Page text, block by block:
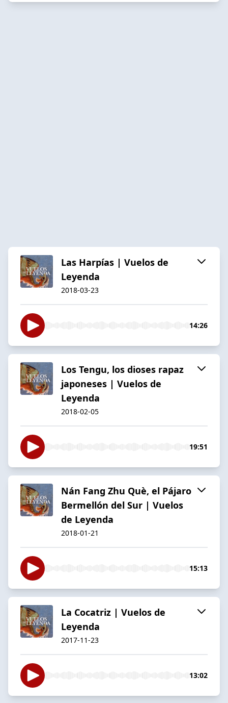
Las Harpías | Vuelos de
Leyenda
2018-03-23
14:26
Los Tengu, los dioses rapaz
japoneses | Vuelos de
Leyenda
2018-02-05
19:51
Nán Fang Zhu Què, el Pájaro
Bermellón del Sur | Vuelos
de Leyenda
2018-01-21
15:13
La Cocatriz | Vuelos de
Leyenda
2017-11-23
13:02